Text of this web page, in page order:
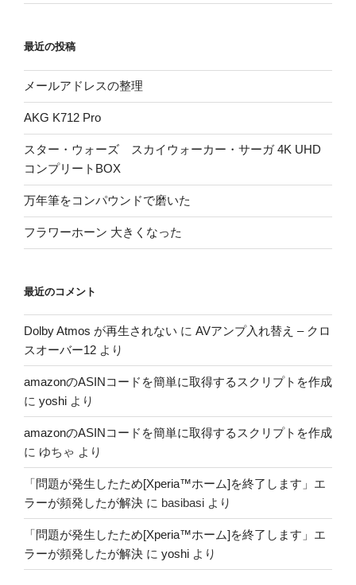
最近の投稿
メールアドレスの整理
AKG K712 Pro
スター・ウォーズ スカイウォーカー・サーガ 4K UHD
コンプリートBOX
万年筆をコンパウンドで磨いた
フラワーホーン 大きくなった
最近のコメント
Dolby Atmos が再生されない に AVアンプ入れ替え – クロ
スオーバー12 より
amazonのASINコードを簡単に取得するスクリプトを作成
に yoshi より
amazonのASINコードを簡単に取得するスクリプトを作成
に ゆちゃ より
「問題が発生したため[Xperia™ホーム]を終了します」エ
ラーが頻発したが解決 に basibasi より
「問題が発生したため[Xperia™ホーム]を終了します」エ
ラーが頻発したが解決 に yoshi より